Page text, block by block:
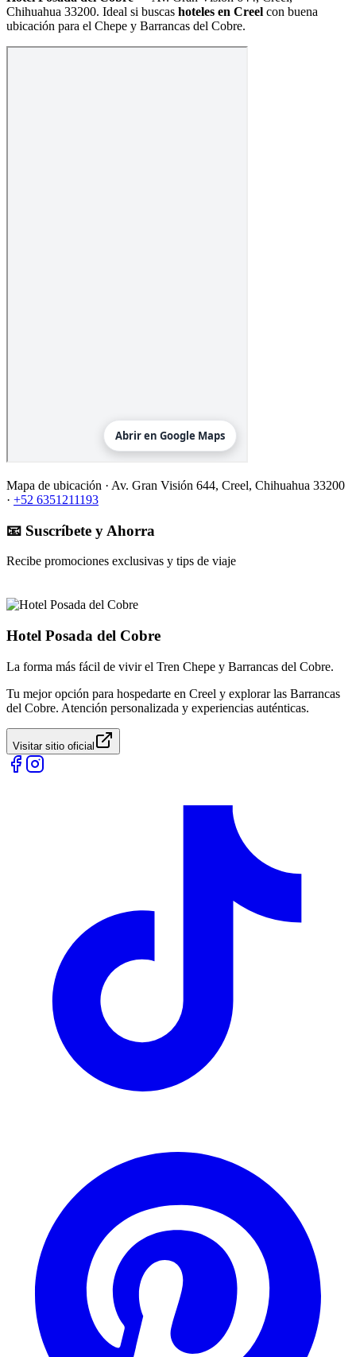
Chihuahua 33200. Ideal si buscas hoteles en Creel con buena
ubicación para el Chepe y Barrancas del Cobre.
Mapa de ubicación · Av. Gran Visión 644, Creel, Chihuahua 33200
· +52 6351211193
📧 Suscríbete y Ahorra
Recibe promociones exclusivas y tips de viaje
Hotel Posada del Cobre
La forma más fácil de vivir el Tren Chepe y Barrancas del Cobre.
Tu mejor opción para hospedarte en Creel y explorar las Barrancas
del Cobre. Atención personalizada y experiencias auténticas.
Visitar sitio oficial